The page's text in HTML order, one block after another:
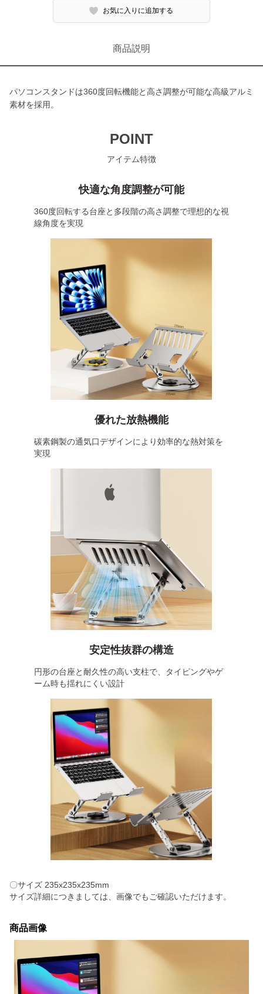
お気に入りに追加する
商品説明
パソコンスタンドは360度回転機能と高さ調整が可能な高級アルミ
素材を採用。
POINT
アイテム特徴
快適な角度調整が可能
360度回転する台座と多段階の高さ調整で理想的な視
線角度を実現
優れた放熱機能
碳素鋼製の通気口デザインにより効率的な熱対策を
実現
安定性抜群の構造
円形の台座と耐久性の高い支柱で、タイピングやゲ
ーム時も揺れにくい設計
〇サイズ 235x235x235mm
サイズ詳細につきましては、画像でもご確認いただけます。
商品画像